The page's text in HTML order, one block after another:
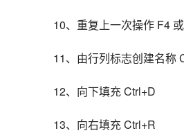
10、重复上一次操作 F4
11、由行列标志创建名称
12、向下填充 Ctrl+D
13、向右填充 Ctrl+R